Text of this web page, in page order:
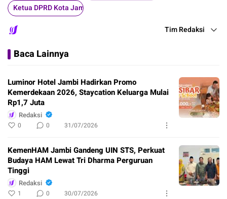
Ketua DPRD Kota Jambi
Tim Redaksi
Baca Lainnya
Luminor Hotel Jambi Hadirkan Promo
Kemerdekaan 2026, Staycation Keluarga Mulai
Rp1,7 Juta
Redaksi
0 0 31/07/2026
KemenHAM Jambi Gandeng UIN STS, Perkuat
Budaya HAM Lewat Tri Dharma Perguruan
Tinggi
Redaksi
1 0 30/07/2026